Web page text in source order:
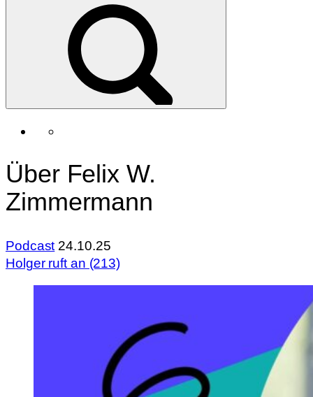
Über Felix W.
Zimmermann
Podcast 24.10.25
Holger ruft an (213)